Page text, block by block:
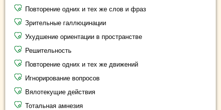
Повторение одних и тех же слов и фраз
Зрительные галлюцинации
Ухудшение ориентации в пространстве
Решительность
Повторение одних и тех же движений
Игнорирование вопросов
Вялотекущие действия
Тотальная амнезия